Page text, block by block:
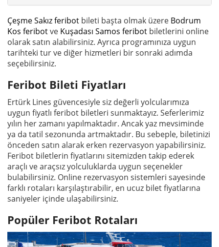
Çeşme Sakız feribot bileti başta olmak üzere Bodrum
Kos feribotve Kuşadası Samos feribot biletlerini online
olarak satın alabilirsiniz. Ayrıca programınıza uygun
tarihteki tur ve diğer hizmetleri bir sonraki adımda
seçebilirsiniz.
Feribot Bileti Fiyatları
Ertürk Lines güvencesiyle siz değerli yolcularımıza
uygun fiyatlı feribot biletleri sunmaktayız. Seferlerimiz
yılın her zamanı yapılmaktadır. Ancak yaz mevsiminde
ya da tatil sezonunda artmaktadır. Bu sebeple, biletinizi
önceden satın alarak erken rezervasyon yapabilirsiniz.
Feribot biletlerin fiyatlarını sitemizden takip ederek
araçlı ve araçsız yolculuklarda uygun seçenekler
bulabilirsiniz. Online rezervasyon sistemleri sayesinde
farklı rotaları karşılaştırabilir, en ucuz bilet fiyatlarına
saniyeler içinde ulaşabilirsiniz.
Popüler Feribot Rotaları